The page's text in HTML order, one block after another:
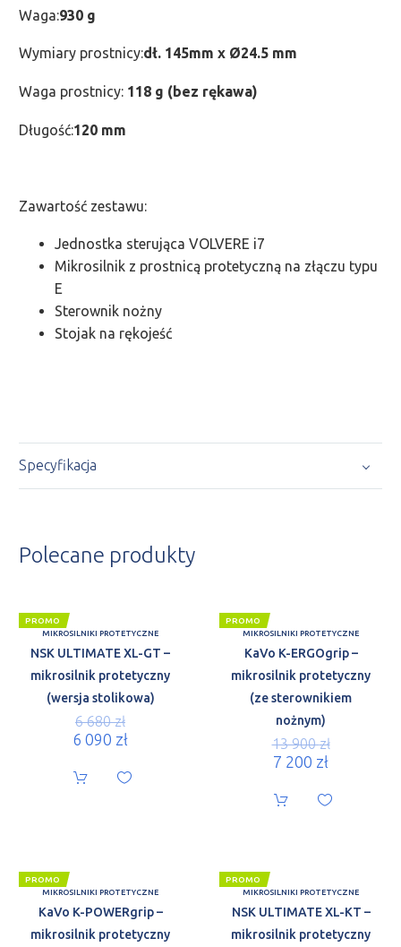
Waga:930 g
Wymiary prostnicy:dł. 145mm x Ø24.5 mm
Waga prostnicy: 118 g (bez rękawa)
Długość:120 mm
Zawartość zestawu:
Jednostka sterująca VOLVERE i7
Mikrosilnik z prostnicą protetyczną na złączu typu
E
Sterownik nożny
Stojak na rękojeść
Specyfikacja
Polecane produkty
PROMO
MIKROSILNIKI PROTETYCZNE
NSK ULTIMATE XL-GT –
mikrosilnik protetyczny
(wersja stolikowa)
6 680zł
6 090 zł
PROMO
MIKROSILNIKI PROTETYCZNE
KaVo K-ERGOgrip –
mikrosilnik protetyczny
(ze sterownikiem
nożnym)
13 900zł
7 200 zł
PROMO
MIKROSILNIKI PROTETYCZNE
KaVo K-POWERgrip –
mikrosilnik protetyczny
PROMO
MIKROSILNIKI PROTETYCZNE
NSK ULTIMATE XL-KT –
mikrosilnik protetyczny